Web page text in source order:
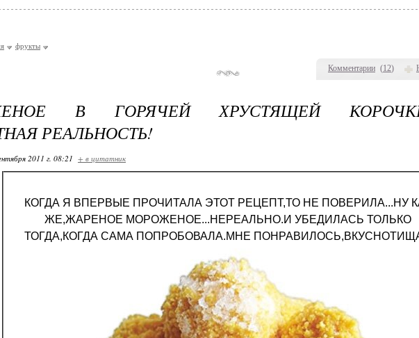
Комментарии (12)
фрукты
В ГОРЯЧЕЙ ХРУСТЯЩЕЙ
РЕАЛЬНОСТЬ!
2011 г. 08:21 + в цитатник
КОГДА Я ВПЕРВЫЕ ПРОЧИТАЛА ЭТОТ РЕЦЕПТ,ТО НЕ ПОВЕРИЛА...НУ
ЖЕ,ЖАРЕНОЕ МОРОЖЕНОЕ...НЕРЕАЛЬНО.И УБЕДИЛАСЬ ТОЛЬКО
ТОГДА,КОГДА САМА ПОПРОБОВАЛА.МНЕ